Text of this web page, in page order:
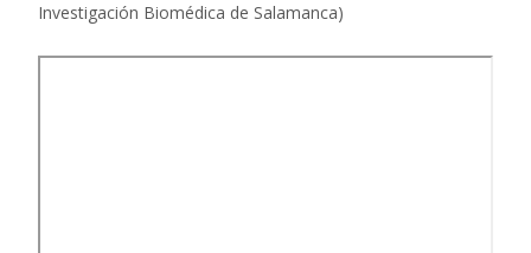
Investigación Biomédica de Salamanca)